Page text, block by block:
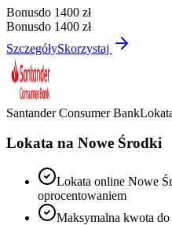
Bonusdo 1400 zł
Bonusdo 1400 zł
SzczegółySkorzystaj
Santander Consumer Bank
Lokata na Nowe Środki
Lokata online Nowe
oprocentowaniem
Maksymalna kwota do